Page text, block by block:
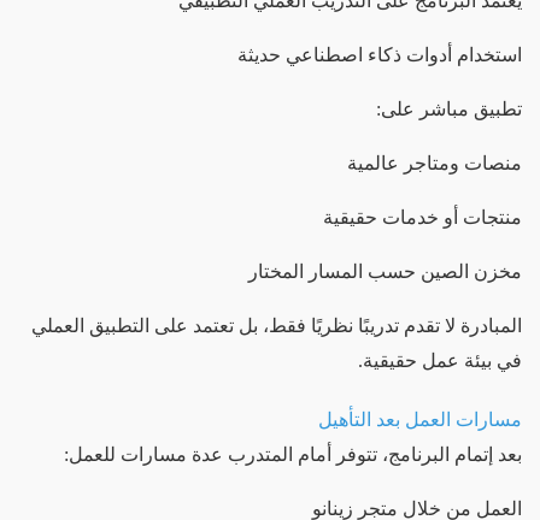
استخدام أدوات ذكاء اصطناعي حديثة
تطبيق مباشر على:
منصات ومتاجر عالمية
منتجات أو خدمات حقيقية
مخزن الصين حسب المسار المختار
المبادرة لا تقدم تدريبًا نظريًا فقط، بل تعتمد على التطبيق العملي
في بيئة عمل حقيقية.
مسارات العمل بعد التأهيل
بعد إتمام البرنامج، تتوفر أمام المتدرب عدة مسارات للعمل:
العمل من خلال متجر زينانو